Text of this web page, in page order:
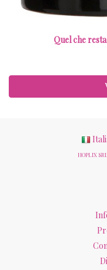
Quel che
HOPLIX